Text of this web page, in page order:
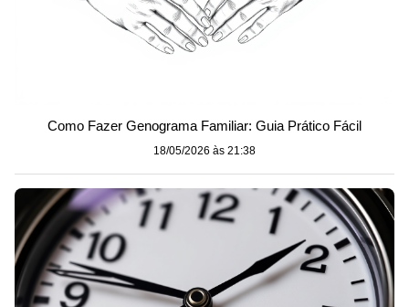
Como Fazer Genograma Familiar: Guia Prático Fácil
18/05/2026 às 21:38